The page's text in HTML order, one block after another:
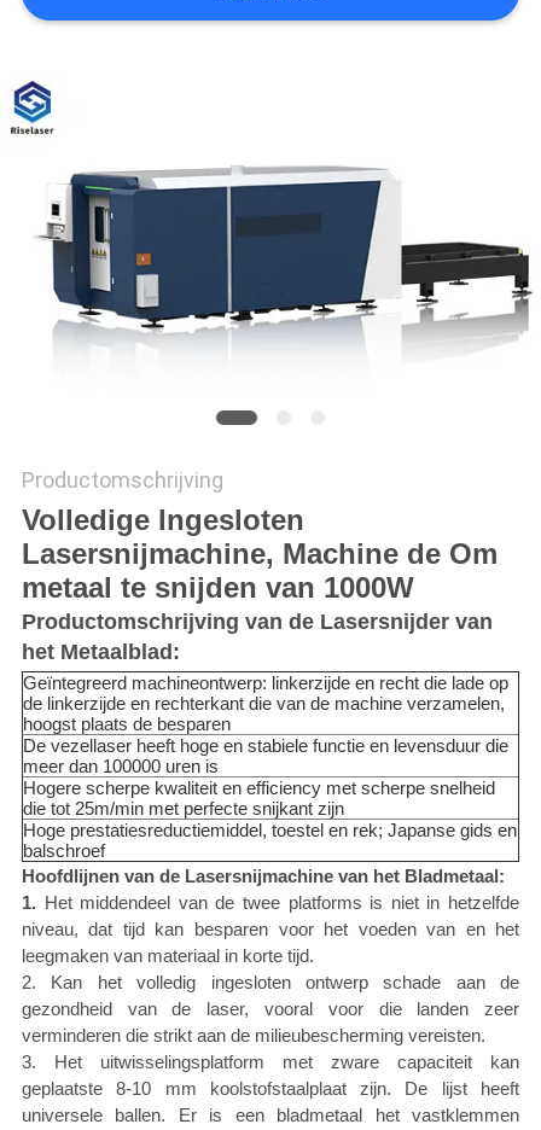
AANVRAGEN
РУССКИЙ
SITEMAP
PRIVACY
POLICY
Productomschrijving
Volledige Ingesloten
Lasersnijmachine, Machine de Om
metaal te snijden van 1000W
Productomschrijving van de Lasersnijder van
het Metaalblad:
Geïntegreerd machineontwerp: linkerzijde en recht die lade op
de linkerzijde en rechterkant die van de machine verzamelen,
hoogst plaats de besparen
De vezellaser heeft hoge en stabiele functie en levensduur die
meer dan 100000 uren is
Hogere scherpe kwaliteit en efficiency met scherpe snelheid
die tot 25m/min met perfecte snijkant zijn
Hoge prestatiesreductiemiddel, toestel en rek; Japanse gids en
balschroef
Hoofdlijnen van de Lasersnijmachine van het Bladmetaal:
1. Het middendeel van de twee platforms is niet in hetzelfde
niveau, dat tijd kan besparen voor het voeden van en het
leegmaken van materiaal in korte tijd.
2. Kan het volledig ingesloten ontwerp schade aan de
gezondheid van de laser, vooral voor die landen zeer
verminderen die strikt aan de milieubescherming vereisten.
3. Het uitwisselingsplatform met zware capaciteit kan
geplaatste 8-10 mm koolstofstaalplaat zijn. De lijst heeft
universele ballen. Er is een bladmetaal het vastklemmen